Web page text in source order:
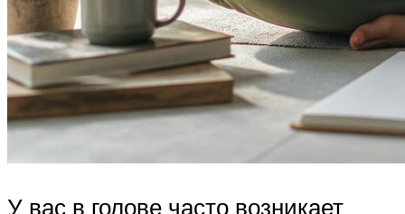
У вас в голове часто возникает